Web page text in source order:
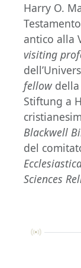
Harry O.
antico alla
visiting
fellowdella
Stiftung a
Blackwell
del
Sciences